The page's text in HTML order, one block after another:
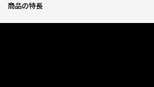
商品の特長